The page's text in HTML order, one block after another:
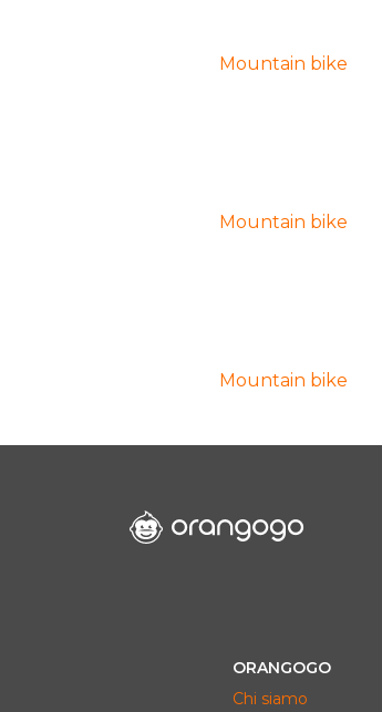
Mountain bike
Mountain bike
Mountain bike
ORANGOGO
Chi siamo